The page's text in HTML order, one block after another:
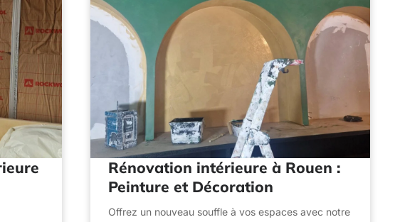
Rénovation intérieure à Rouen :
Peinture et Décoration
Offrez un nouveau souffle à vos espaces avec notre